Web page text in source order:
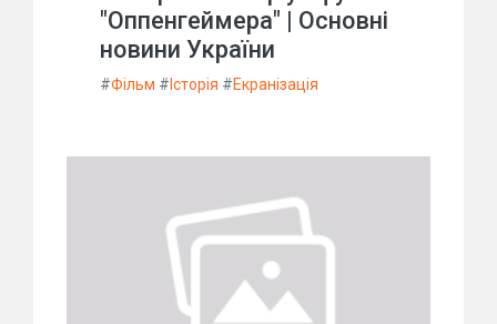
"Оппенгеймера" | Основні
новини України
#Фільм # Історія #Екранізація